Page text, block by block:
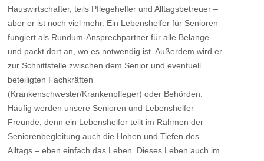
Hauswirtschafter, teils Pflegehelfer und Alltagsbetreuer –
aber er ist noch viel mehr. Ein Lebenshelfer für Senioren
fungiert als Rundum-Ansprechpartner für alle Belange
und packt dort an, wo es notwendig ist. Außerdem wird er
zur Schnittstelle zwischen dem Senior und eventuell
beteiligten Fachkräften
(Krankenschwester/Krankenpfleger) oder Behörden.
Häufig werden unsere Senioren und Lebenshelfer
Freunde, denn ein Lebenshelfer teilt im Rahmen der
Seniorenbegleitung auch die Höhen und Tiefen des
Alltags – eben einfach das Leben. Dieses Leben auch im